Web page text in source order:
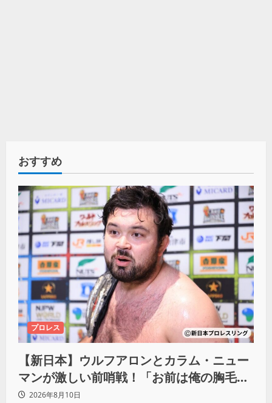
おすすめ
プロレス
【新日本】ウルフアロンとカラム・ニュー
マンが激しい前哨戦！「お前は俺の胸毛に
カラム(絡む)小バエと一緒だ」
2026年8月10日